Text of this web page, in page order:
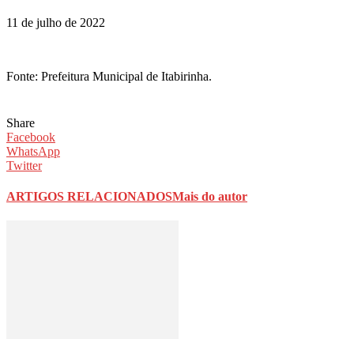
11 de julho de 2022
Fonte: Prefeitura Municipal de Itabirinha.
Share
Facebook
WhatsApp
Twitter
ARTIGOS RELACIONADOSMais do autor